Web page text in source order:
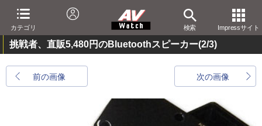
カテゴリ 検索 Impressサイト
挑戦者、直販5,480円のBluetoothスピーカー(2/3)
前の画像 次の画像